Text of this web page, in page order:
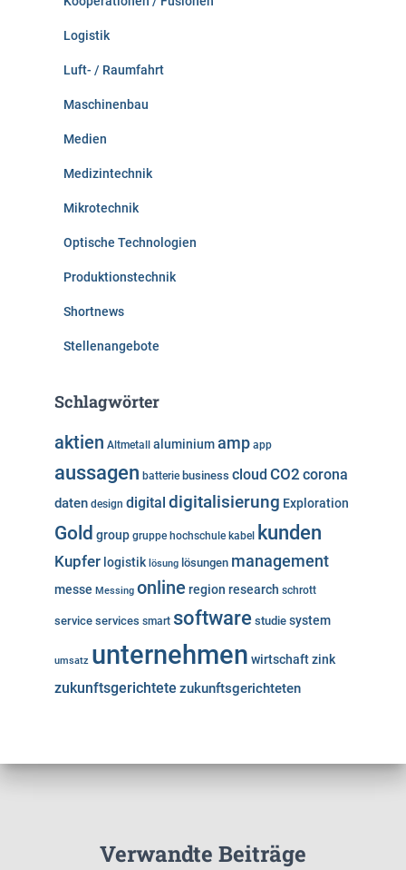
Logistik
Luft- / Raumfahrt
Maschinenbau
Medien
Medizintechnik
Mikrotechnik
Optische Technologien
Produktionstechnik
Shortnews
Stellenangebote
Schlagwörter
aktien Altmetall aluminiumamp app
aussagen batterie business cloud CO2 corona
daten design digital digitalisierung Exploration
Gold group gruppe hochschule kabel kunden
Kupfer logistik lösung lösungen management
messe Messing online region research schrott
service services smart software studie system
umsatz unternehmen wirtschaftzink
zukunftsgerichtete zukunftsgerichteten
Verwandte Beiträge